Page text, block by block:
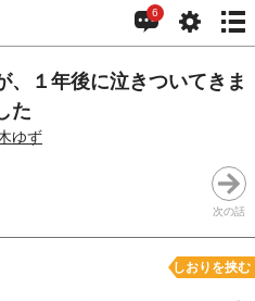
6
、１年後に泣きついてきま
た
ゆず
次の話
しおりを挟む